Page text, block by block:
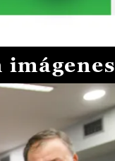
imágenes